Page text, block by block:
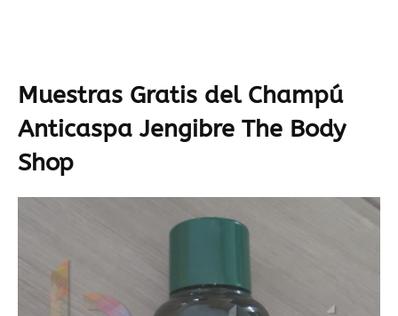
Muestras Gratis del Champú
Anticaspa Jengibre The Body
Shop